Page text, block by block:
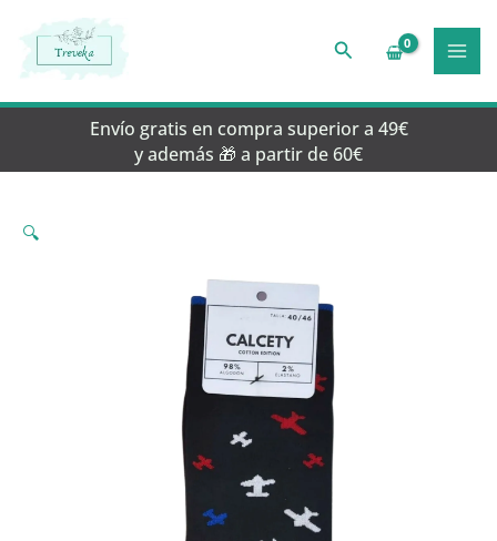
contenido
Buscar
Envío gratis en compra superior a 49€
y además 🎁 a partir de 60€
🔍